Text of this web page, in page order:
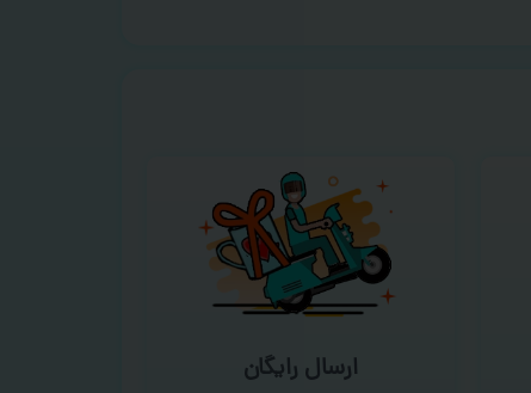
ارسال رایگان